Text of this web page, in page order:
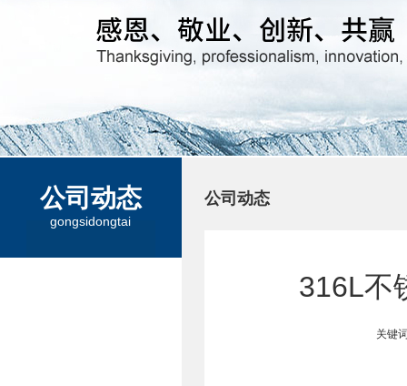
公司动态
gongsidongtai
公司动态
316L不
关键